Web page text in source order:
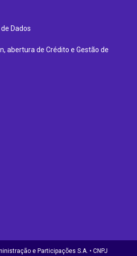
Dados
abertura de Crédito e Gestão de
e Participações S.A. • CNPJ